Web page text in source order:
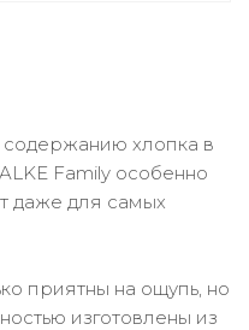
содержанию хлопка в
Family особенно
даже для самых
приятны на ощупь, но
изготовлены из